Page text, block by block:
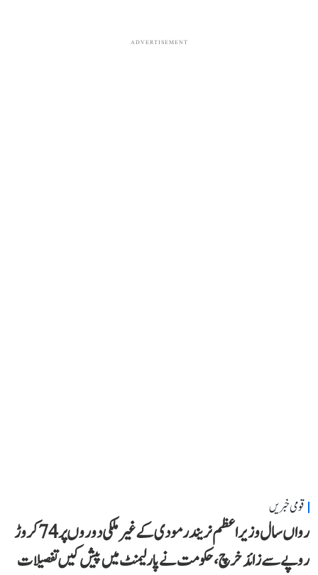
ADVERTISEMENT
قومی خبریں
رواں سال وزیر اعظم نریندر مودی کے غیر ملکی دوروں پر 74 کروڑ
روپے سے زائد خرچ، حکومت نے پارلیمنٹ میں پیش کیں تفصیلات